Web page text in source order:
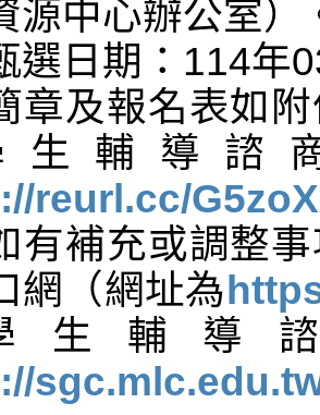
源中心辦公室）
選日期：114年
章及報名表如
生輔導諮
reurl.cc/
有補充或調整
網（網址為
生輔導